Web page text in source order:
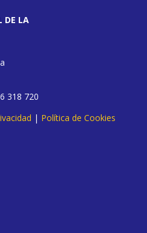
DE LA
318 720
| Política de Cookies